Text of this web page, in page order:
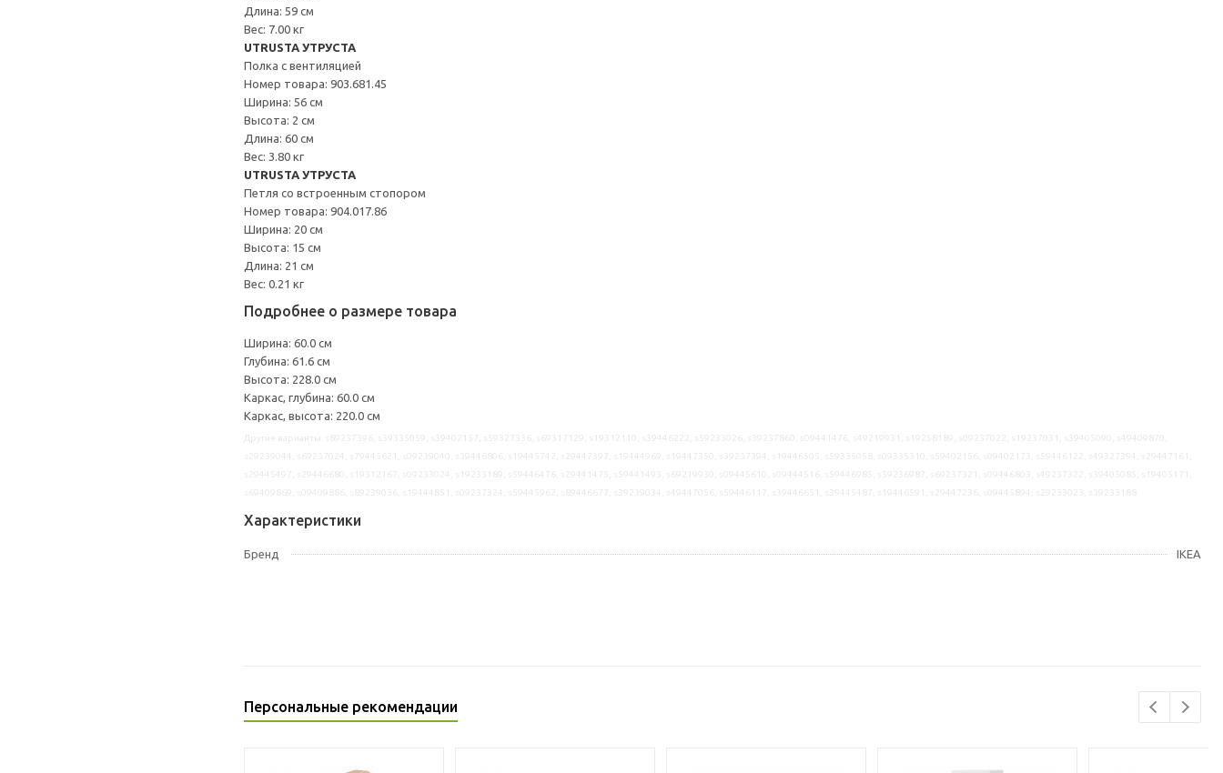
Длина: 59 см
Вес: 7.00 кг
UTRUSTA УТРУСТА
Полка с вентиляцией
Номер товара: 903.681.45
Ширина: 56 см
Высота: 2 см
Длина: 60 см
Вес: 3.80 кг
UTRUSTA УТРУСТА
Петля со встроенным стопором
Номер товара: 904.017.86
Ширина: 20 см
Высота: 15 см
Длина: 21 см
Вес: 0.21 кг
Подробнее о размере товара
Ширина: 60.0 см
Глубина: 61.6 см
Высота: 228.0 см
Каркас, глубина: 60.0 см
Каркас, высота: 220.0 см
Характеристики
Бренд IKEA
Персональные рекомендации